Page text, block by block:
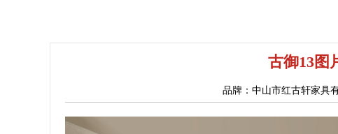
古御13图
品牌：中山市红古轩家